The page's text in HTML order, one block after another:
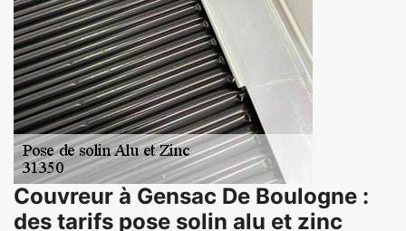
Couvreur à Gensac De Boulogne :
des tarifs pose solin alu et zinc